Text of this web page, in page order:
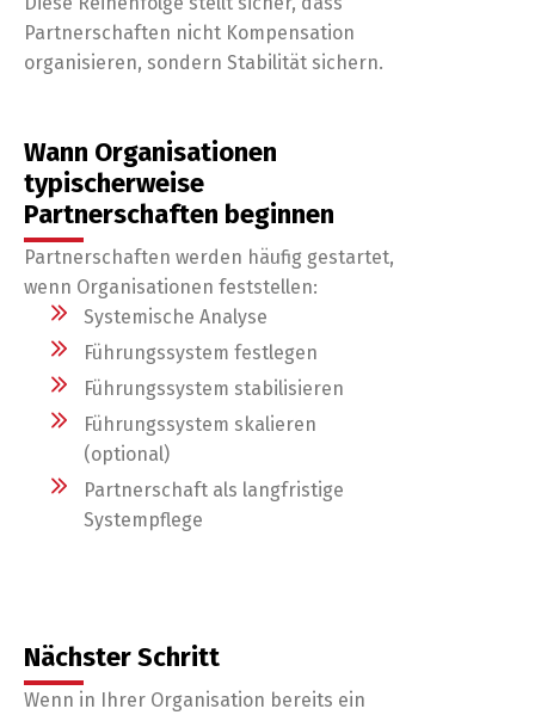
Partnerschaften nicht Kompensation
organisieren, sondern Stabilität sichern.
Wann Organisationen
typischerweise
Partnerschaften beginnen
Partnerschaften werden häufig gestartet,
wenn Organisationen feststellen:
Systemische Analyse
Führungssystem festlegen
Führungssystem stabilisieren
Führungssystem skalieren
(optional)
Partnerschaft als langfristige
Systempflege
Nächster Schritt
Wenn in Ihrer Organisation bereits ein